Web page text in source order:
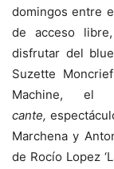
domingos entre
de acceso
disfrutar del
Suzette
Machine, el
cante,
Marchena y
de Rocío Lopez